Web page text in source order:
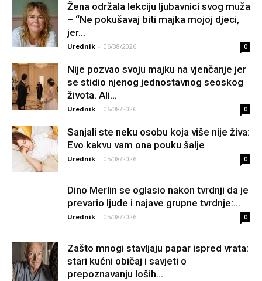
Žena održala lekciju ljubavnici svog muža
– “Ne pokušavaj biti majka mojoj djeci,
jer...
Urednik - 06/08/2026 0
Nije pozvao svoju majku na vjenčanje jer
se stidio njenog jednostavnog seoskog
života. Ali...
Urednik - 06/08/2026 0
Sanjali ste neku osobu koja više nije živa:
Evo kakvu vam ona pouku šalje
Urednik - 05/08/2026 0
Dino Merlin se oglasio nakon tvrdnji da je
prevario ljude i najave grupne tvrdnje:...
Urednik - 05/08/2026 0
Zašto mnogi stavljaju papar ispred vrata:
stari kućni običaj i savjeti o
prepoznavanju loših...